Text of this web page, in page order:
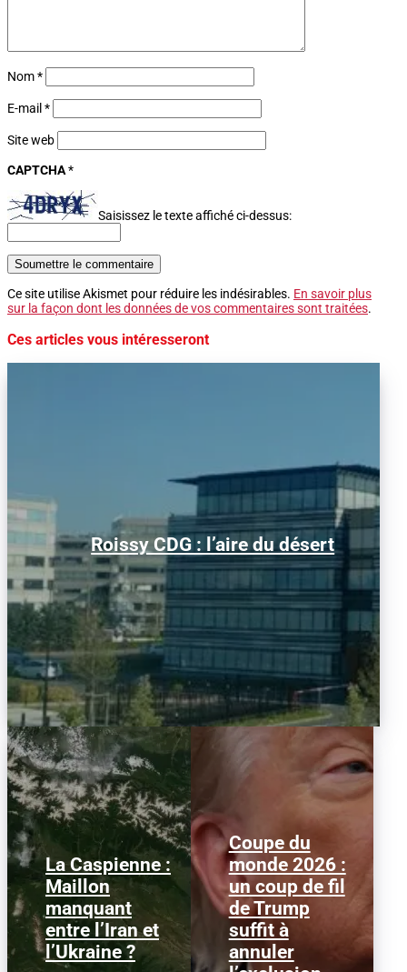
Nom*
E-mail *
Site web
CAPTCHA*
Saisissez le texte affiché ci-dessus:
Soumettre le commentaire
Ce site utilise Akismet pour réduire les indésirables. En savoir plus
sur la façon dont les données de vos commentaires sont traitées.
Ces articles vous intéresseront
Roissy CDG : l’aire du désert
Alors que le trafic aérien a retrouvé son
niveau d’avant la pandémie, les
conditions d’obtention...
La Caspienne :
Maillon
manquant
entre l’Iran et
l’Ukraine ?
Samedi 25 juillet 2026,
des drones ukrainiens
ont frappé plusieurs
cibles en mer Caspienne,
parmi...
Coupe du
monde 2026 :
un coup de fil
de Trump
suffit à
annuler
Le 1er juillet 2026,
l'attaquant américain
Folarin Balogun recevait
un carton rouge
parfaitement...